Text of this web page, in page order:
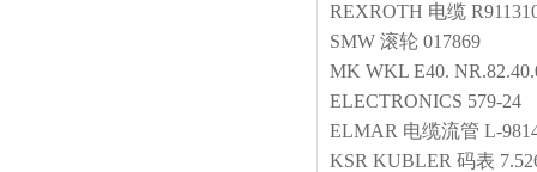
REXROTH 电缆
SMW 滚轮 017869
MK WKL E40.
ELECTRONICS 579-24
ELMAR 电缆流管 L-
KSR KUBLER 码表